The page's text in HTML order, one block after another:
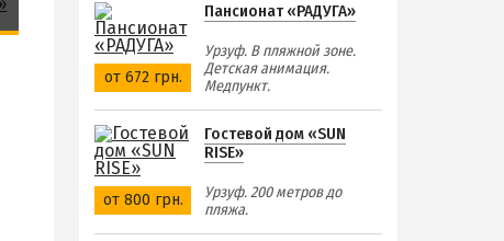
от 672 грн.
Пансионат «РАДУГА»
Урзуф. В пляжной зоне.
Детская анимация.
Медпункт.
от 800 грн.
Гостевой дом «SUN
RISE»
Урзуф. 200 метров до
пляжа.